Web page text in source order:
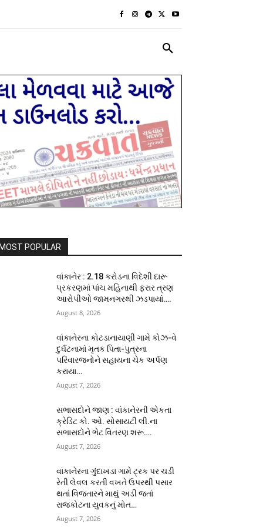
MOST POPULAR
વાંકાનેર : 2.18 કરોડના વિદેશી દારૂ
પ્રકરણમાં પાંચ મહિનાથી ફરાર ત્રણ
આરોપીઓ જામનગરથી ઝડપાયાં….
August 8, 2026
વાંકાનેરના કોટડાનાયાણી ગામે કોઝ-વે
દુર્ઘટનામાં મૃતક પિતા-પુત્રના
પરિવારજનોને સહાયના ચેક અર્પણ
કરાયા…
August 7, 2026
સભાસદોને જાણ : વાંકાનેરની એકતા
ક્રેડિટ કો. ઓ. સોસાયટી લી.ના
સભાસદોને ભેટ વિતરણ શરૂ….
August 7, 2026
વાંકાનેરના ગુંદાખડા ગામે ટ્રક પર ચડી
રેતી લેવલ કરતી વખતે ઉપરથી પસાર
થતાં વિજતારને માથું અડી જતાં
રાજકોટના યુવકનું મોત…
August 7, 2026